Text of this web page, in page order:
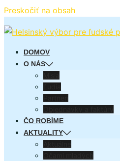
Preskočiť na obsah
DOMOV
O NÁS
ČO ROBÍME
AKTUALITY